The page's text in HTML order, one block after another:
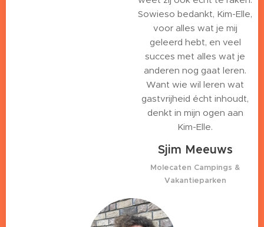
Sowieso bedankt, Kim-Elle,
voor alles wat je mij
geleerd hebt, en veel
succes met alles wat je
anderen nog gaat leren.
Want wie wil leren wat
gastvrijheid écht inhoudt,
denkt in mijn ogen aan
Kim-Elle.
Sjim Meeuws
Molecaten Campings &
Vakantieparken